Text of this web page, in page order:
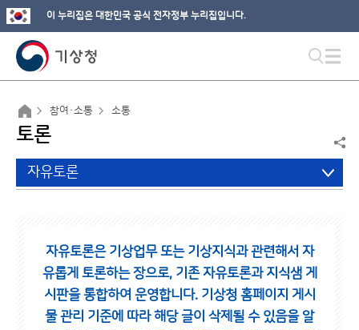
이 누리집은 대한민국 공식 전자정부 누리집입니다.
참여·소통 소통
토론
자유토론
자유토론은 기상업무 또는 기상지식과 관련해서 자
유롭게 토론하는 장으로, 기존 자유토론과 지식샘 게
시판을 통합하여 운영합니다. 기상청 홈페이지 게시
물 관리 기준에 따라 해당 글이 삭제될 수 있음을 알